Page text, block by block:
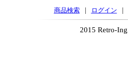
商品検索 | ログイン |
2015 Retro-